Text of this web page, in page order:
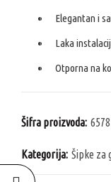
Elegantan i
Laka
Otporna na
Šifra proizvoda: 6578
Kategorija: Šipke za